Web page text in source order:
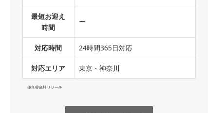
最短お迎え
時間
ー
対応時間 24時間365日対応
対応エリア 東京・神奈川
優良葬儀社リサーチ